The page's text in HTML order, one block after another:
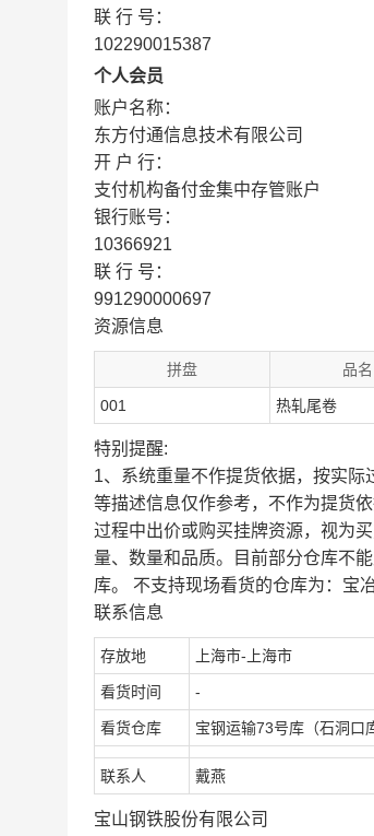
联 行 号：
102290015387
个人会员
账户名称：
东方付通信息技术有限公司
开 户 行：
支付机构备付金集中存管账户
银行账号：
10366921
联 行 号：
991290000697
资源信息
拼盘 品名
001 热轧尾卷
特别提醒:
1、系统重量不作提货依据，按实
等描述信息仅作参考，不作为提货
过程中出价或购买挂牌资源，视为
量、数量和品质。目前部分仓库不
库。 不支持现场看货的仓库为：宝
联系信息
存放地 上海市-上海市
看货时间 -
看货仓库 宝钢运输73号库（石洞口
联系人 戴燕
宝山钢铁股份有限公司